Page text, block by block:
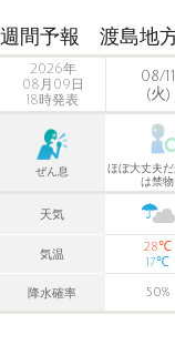
週間予報 渡島地方
2026年
08月09日
18時発表
08/11
(火)
ぜん息
ほぼ大丈夫
は禁物
天気
気温
28℃
17℃
降水確率 50%